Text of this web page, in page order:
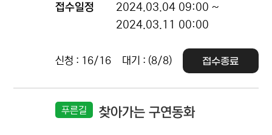
접수일정
2024.03.04 09:00 ~
2024.03.11 00:00
신청 : 16/16 대기 : (8/8) 접수종료
푸른길 찾아가는 구연동화